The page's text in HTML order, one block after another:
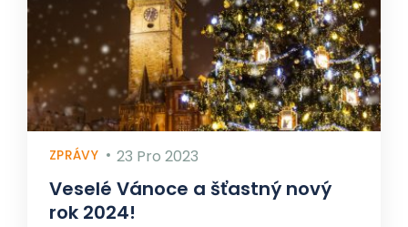
ZPRÁVY 23 Pro 2023
Veselé Vánoce a šťastný nový
rok 2024!